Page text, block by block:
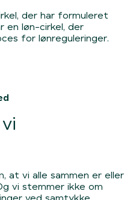
der har formuleret
en løn-cirkel, der
for lønreguleringer.
at vi alle sammen er eller
vi stemmer ikke om
ved samtykke.